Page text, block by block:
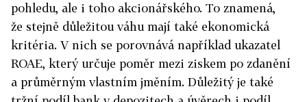
pohledu, ale i toho akcionářského. To znamená,
že stejně důležitou váhu mají také ekonomická
kritéria. V nich se porovnává například ukazatel
ROAE, který určuje poměr mezi ziskem po zdanění
a průměrným vlastním jměním. Důležitý je také